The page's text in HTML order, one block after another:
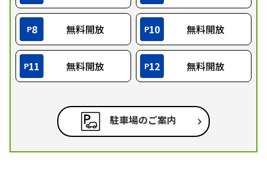
P8 無料開放 P10 無料開放
P11 無料開放 P12 無料開放
駐車場のご案内